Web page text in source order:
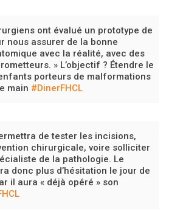
ont évalué un prototype de
nous assurer de la bonne
avec la réalité, avec des
» L’objectif ? Étendre le
porteurs de malformations
main #DinerFHCL
de tester les incisions,
chirurgicale, voire solliciter
de la pathologie. Le
donc plus d’hésitation le jour de
il aura « déjà opéré » son